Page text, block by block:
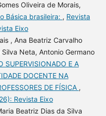
Oliveira de Morais,
Básica brasileira: , Revista
Eixo
, Ana Beatriz Carvalho
Neta, Antonio Germano
SUPERVISIONADO E A
DOCENTE NA
DE FÍSICA ,
Revista Eixo
Beatriz Dias da Silva